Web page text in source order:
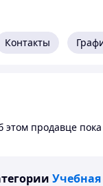
Контакты
этом продавце